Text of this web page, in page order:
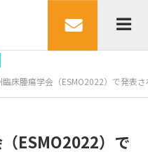
臨床腫瘍学会（ESMO2022）で発表
ESMO2022）で